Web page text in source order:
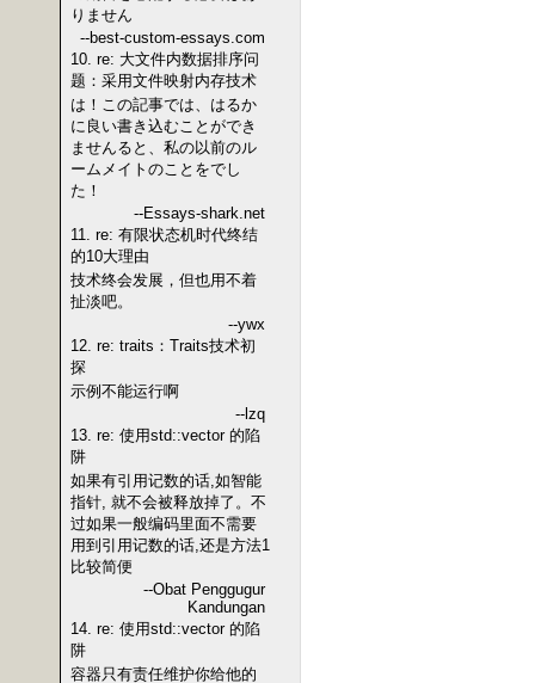
りません
--best-custom-essays.com
10. re: 大文件内数据排序问
题：采用文件映射内存技术
は！この記事では、はるか
に良い書き込むことができ
ませんると、私の以前のル
ームメイトのことをでし
た！
--Essays-shark.net
11. re: 有限状态机时代终结
的10大理由
技术终会发展，但也用不着
扯淡吧。
--ywx
12. re: traits：Traits技术初
探
示例不能运行啊
--lzq
13. re: 使用std::vector 的陷
阱
如果有引用记数的话,如智能
指针, 就不会被释放掉了。不
过如果一般编码里面不需要
用到引用记数的话,还是方法1
比较简便
--Obat Penggugur
Kandungan
14. re: 使用std::vector 的陷
阱
容器只有责任维护你给他的